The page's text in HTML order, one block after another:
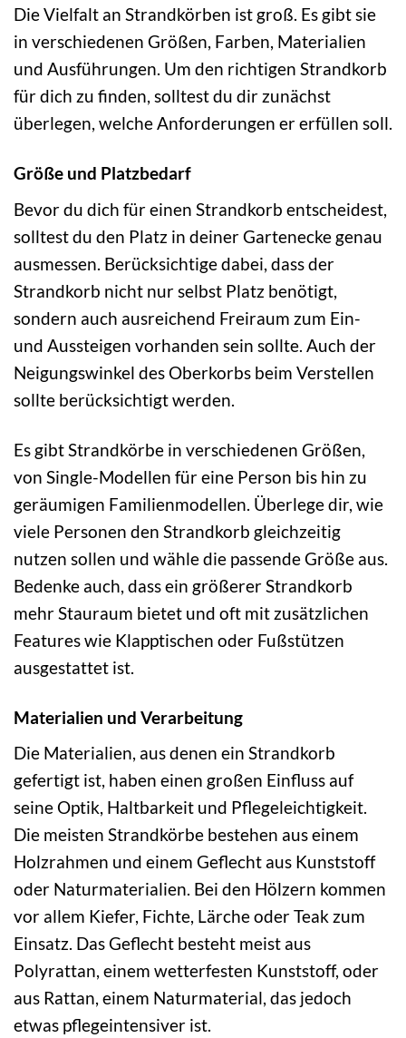
Die Vielfalt an Strandkörben ist groß. Es gibt sie
in verschiedenen Größen, Farben, Materialien
und Ausführungen. Um den richtigen Strandkorb
für dich zu finden, solltest du dir zunächst
überlegen, welche Anforderungen er erfüllen soll.
Größe und Platzbedarf
Bevor du dich für einen Strandkorb entscheidest,
solltest du den Platz in deiner Gartenecke genau
ausmessen. Berücksichtige dabei, dass der
Strandkorb nicht nur selbst Platz benötigt,
sondern auch ausreichend Freiraum zum Ein-
und Aussteigen vorhanden sein sollte. Auch der
Neigungswinkel des Oberkorbs beim Verstellen
sollte berücksichtigt werden.
Es gibt Strandkörbe in verschiedenen Größen,
von Single-Modellen für eine Person bis hin zu
geräumigen Familienmodellen. Überlege dir, wie
viele Personen den Strandkorb gleichzeitig
nutzen sollen und wähle die passende Größe aus.
Bedenke auch, dass ein größerer Strandkorb
mehr Stauraum bietet und oft mit zusätzlichen
Features wie Klapptischen oder Fußstützen
ausgestattet ist.
Materialien und Verarbeitung
Die Materialien, aus denen ein Strandkorb
gefertigt ist, haben einen großen Einfluss auf
seine Optik, Haltbarkeit und Pflegeleichtigkeit.
Die meisten Strandkörbe bestehen aus einem
Holzrahmen und einem Geflecht aus Kunststoff
oder Naturmaterialien. Bei den Hölzern kommen
vor allem Kiefer, Fichte, Lärche oder Teak zum
Einsatz. Das Geflecht besteht meist aus
Polyrattan, einem wetterfesten Kunststoff, oder
aus Rattan, einem Naturmaterial, das jedoch
etwas pflegeintensiver ist.